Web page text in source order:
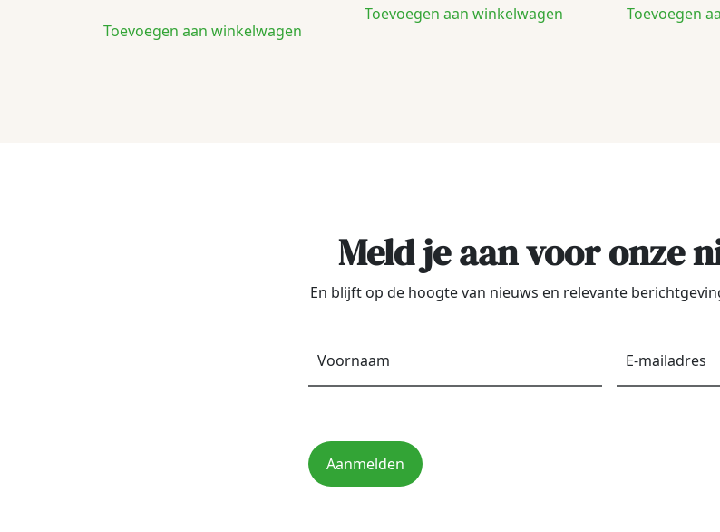
Toevoegen aan winkelwagen
Toevoegen aan winkelwagen Toevoegen
Meld je aan voor onze
En blijft op de hoogte van nieuws en relevante
Aanmelden